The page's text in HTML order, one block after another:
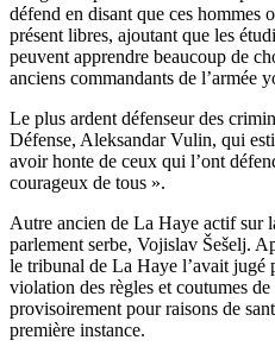
défend en disant que ces hommes
présent libres, ajoutant que les
peuvent apprendre beaucoup de
anciens commandants de l’armée
Le plus ardent défenseur des
Défense, Aleksandar Vulin, qui
avoir honte de ceux qui l’ont
courageux de tous ».
Autre ancien de La Haye actif sur
parlement serbe, Vojislav Šešelj.
le tribunal de La Haye l’avait jugé
violation des règles et coutumes
provisoirement pour raisons de
première instance.